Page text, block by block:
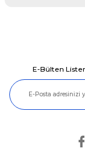
Görüş ve
Ürün resmi
Ürün
Bu ürüne benzer
E-Bülten